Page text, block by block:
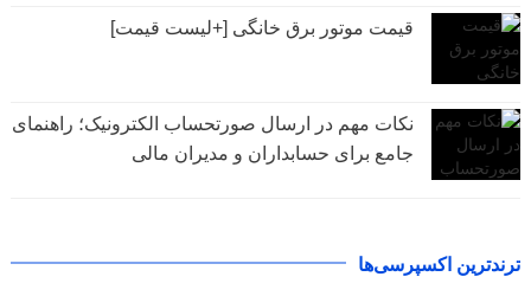
قیمت موتور برق خانگی [+لیست قیمت]
نکات مهم در ارسال صورتحساب الکترونیک؛ راهنمای
جامع برای حسابداران و مدیران مالی
ترندترین اکسپرسی‌ها